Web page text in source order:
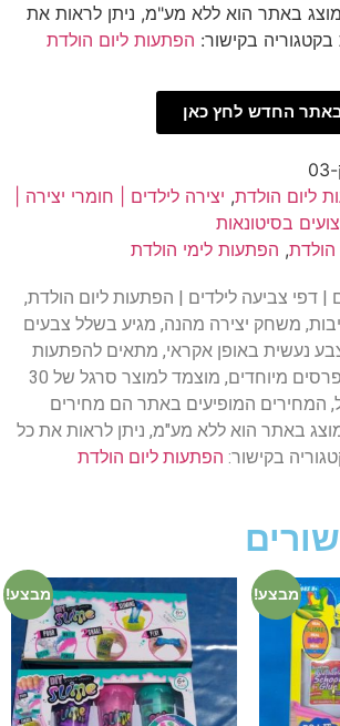
באתר הוא ללא מע"מ, ניתן לראות את
בקישור: הפתעות ליום הולדת
החדש לחץ כאן
ליום הולדת, יצירה לילדים | חומרי יצירה |
בסיטונאות
הולדת, הפתעות לימי הולדת
| דפי צביעה לילדים | הפתעות ליום הולדת,
משחק יצירה מהנה, מגיע בשלל צבעים
נעשית באופן אקראי, מתאים להפתעות
לימי הולדת, יצירות ופרסים מיוחדים, מוצמד למוצר סרגל של 30
המחירים המופיעים באתר הם מחירים
באתר הוא ללא מע"מ, ניתן לראות את כל
בקישור: הפתעות ליום הולדת
מבצע! מבצע!